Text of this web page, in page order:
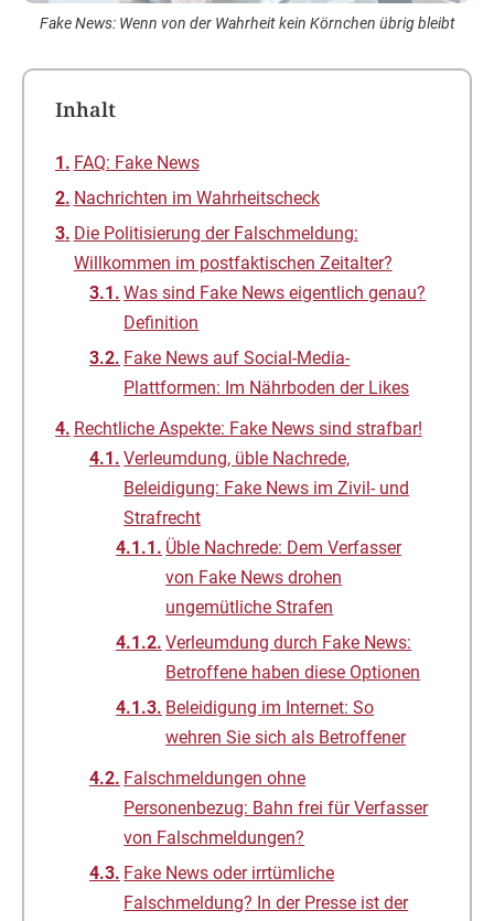
Fake News: Wenn von der Wahrheit kein Körnchen übrig bleibt
Inhalt
FAQ: Fake News
Nachrichten im Wahrheitscheck
Die Politisierung der Falschmeldung:
Willkommen im postfaktischen Zeitalter?
Was sind Fake News eigentlich genau?
Definition
Fake News auf Social-Media-
Plattformen: Im Nährboden der Likes
Rechtliche Aspekte: Fake News sind strafbar!
Verleumdung, üble Nachrede,
Beleidigung: Fake News im Zivil- und
Strafrecht
Üble Nachrede: Dem Verfasser
von Fake News drohen
ungemütliche Strafen
Verleumdung durch Fake News:
Betroffene haben diese Optionen
Beleidigung im Internet: So
wehren Sie sich als Betroffener
Falschmeldungen ohne
Personenbezug: Bahn frei für Verfasser
von Falschmeldungen?
Fake News oder irrtümliche
Falschmeldung? In der Presse ist der